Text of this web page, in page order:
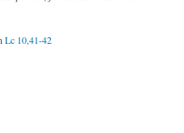
Lc 10,41-42